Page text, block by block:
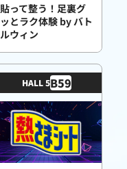
貼って整う！足裏グ
ッとラク体験 by バト
ルウィン
HALL 5B59